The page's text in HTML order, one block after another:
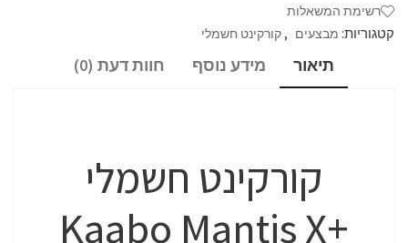
רשימת המשאלות
קטגוריות: מבצעים ,קורקינט חשמלי
תיאור מידע נוסף חוות דעת (0)
קורקינט חשמלי
+Kaabo Mantis X